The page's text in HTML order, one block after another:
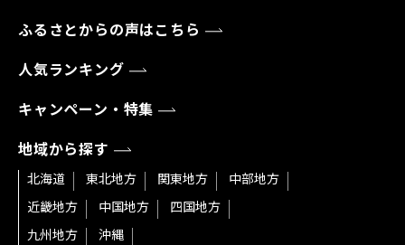
ふるさとからの声はこちら
人気ランキング
キャンペーン・特集
地域から探す
北海道 東北地方 関東地方
中部地方
近畿地方
中国地方
四国地方
九州地方
沖縄